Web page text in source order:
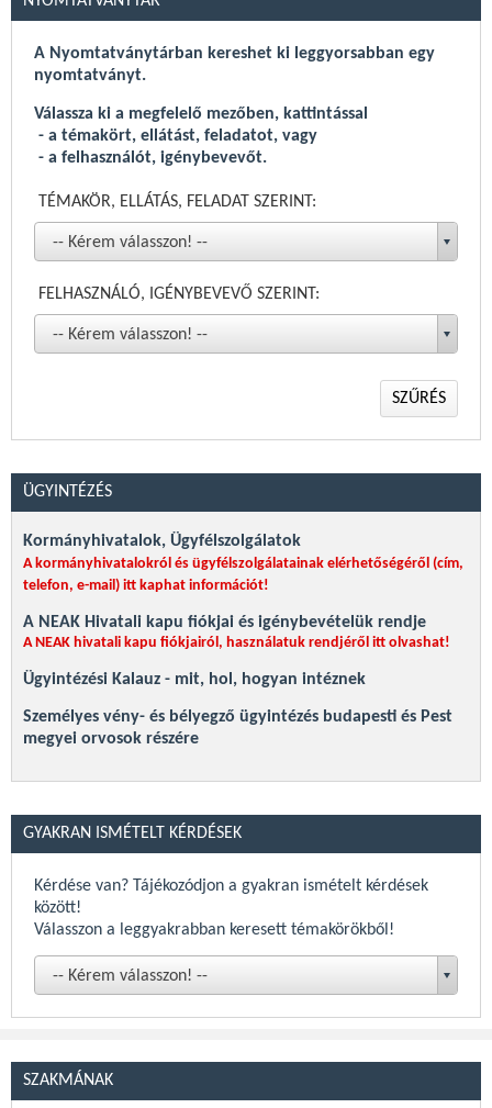
Háziorvosi és fogorvosi praxisjog vásárlási pályázati
felhívás 2026
CT/MR rekordkép változás 2026.01
Közzétételre került a CT/MR teljesítmény jelentéseinek
elkészítéséhez szükséges rekordkép módosított verziója.
A Nyomtatványtárban kereshet ki leggyorsabban egy
nyomtatványt.
Válassza ki a megfelelő mezőben, kattintással
- a témakört, ellátást, feladatot, vagy
- a felhasználót, igénybevevőt.
TÉMAKÖR, ELLÁTÁS, FELADAT SZERINT:
-- Kérem válasszon! --
FELHASZNÁLÓ, IGÉNYBEVEVŐ SZERINT:
-- Kérem válasszon! --
SZŰRÉS
ÜGYINTÉZÉS
Kormányhivatalok, Ügyfélszolgálatok
A kormányhivatalokról és ügyfélszolgálatainak elérhetőségéről (cím,
telefon, e-mail) itt kaphat információt!
A NEAK Hivatali kapu fiókjai és igénybevételük rendje
A NEAK hivatali kapu fiókjairól, használatuk rendjéről itt olvashat!
Ügyintézési Kalauz - mit, hol, hogyan intéznek
Személyes vény- és bélyegző ügyintézés budapesti és Pest
megyei orvosok részére
GYAKRAN ISMÉTELT KÉRDÉSEK
Kérdése van? Tájékozódjon a gyakran ismételt kérdések
között!
Válasszon a leggyakrabban keresett témakörökből!
-- Kérem válasszon! --
SZAKMÁNAK